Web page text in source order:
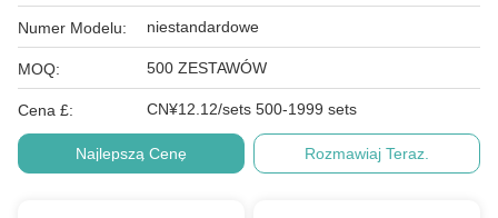
Numer Modelu: niestandardowe
MOQ: 500 ZESTAWÓW
Cena £: CN¥12.12/sets 500-1999 sets
Najlepszą Cenę Rozmawiaj Teraz.